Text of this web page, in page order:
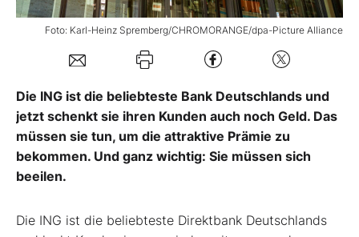
Folgen Sie uns
Kontakt
Foto: Karl-Heinz Spremberg/CHROMORANGE/dpa-Picture Alliance
Die ING ist die beliebteste Bank Deutschlands und
jetzt schenkt sie ihren Kunden auch noch Geld. Das
müssen sie tun, um die attraktive Prämie zu
bekommen. Und ganz wichtig: Sie müssen sich
beeilen.
Die ING ist die beliebteste Direktbank Deutschlands